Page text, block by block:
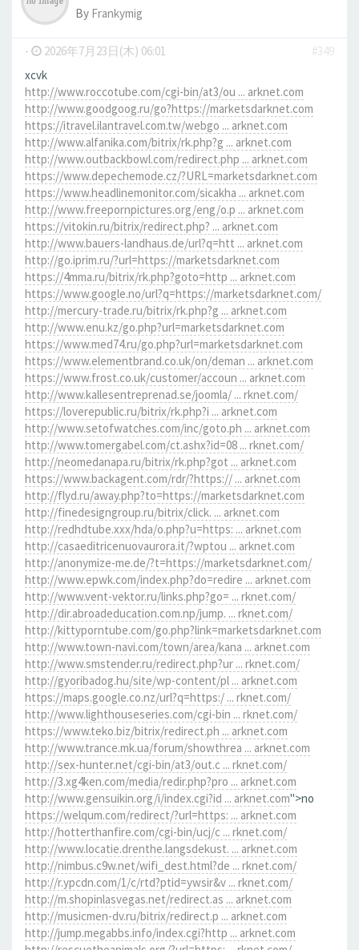
By Frankymig
- 2026年7月23日(木) 06:01
#349
xcvk
http://www.roccotube.com/cgi-bin/at3/ou ... arknet.com
http://www.goodgoog.ru/go?https://marketsdarknet.com
https://itravel.ilantravel.com.tw/webgo ... arknet.com
http://www.alfanika.com/bitrix/rk.php?g ... arknet.com
http://www.outbackbowl.com/redirect.php ... arknet.com
https://www.depechemode.cz/?URL=marketsdarknet.com
https://www.headlinemonitor.com/sicakha ... arknet.com
http://www.freepornpictures.org/eng/o.p ... arknet.com
https://vitokin.ru/bitrix/redirect.php? ... arknet.com
http://www.bauers-landhaus.de/url?q=htt ... arknet.com
http://go.iprim.ru/?url=https://marketsdarknet.com
https://4mma.ru/bitrix/rk.php?goto=http ... arknet.com
https://www.google.no/url?q=https://marketsdarknet.com/
http://mercury-trade.ru/bitrix/rk.php?g ... arknet.com
http://www.enu.kz/go.php?url=marketsdarknet.com
https://www.med74.ru/go.php?url=marketsdarknet.com
https://www.elementbrand.co.uk/on/deman ... arknet.com
https://www.frost.co.uk/customer/accoun ... arknet.com
http://www.kallesentreprenad.se/joomla/ ... rknet.com/
https://loverepublic.ru/bitrix/rk.php?i ... arknet.com
http://www.setofwatches.com/inc/goto.ph ... arknet.com
http://www.tomergabel.com/ct.ashx?id=08 ... rknet.com/
http://neomedanapa.ru/bitrix/rk.php?got ... arknet.com
https://www.backagent.com/rdr/?https:// ... arknet.com
http://flyd.ru/away.php?to=https://marketsdarknet.com
http://finedesigngroup.ru/bitrix/click. ... arknet.com
http://redhdtube.xxx/hda/o.php?u=https: ... arknet.com
http://casaeditricenuovaurora.it/?wptou ... arknet.com
http://anonymize-me.de/?t=https://marketsdarknet.com/
http://www.epwk.com/index.php?do=redire ... arknet.com
http://www.vent-vektor.ru/links.php?go= ... rknet.com/
http://dir.abroadeducation.com.np/jump. ... rknet.com/
http://kittyporntube.com/go.php?link=marketsdarknet.com
http://www.town-navi.com/town/area/kana ... arknet.com
http://www.smstender.ru/redirect.php?ur ... rknet.com/
http://gyoribadog.hu/site/wp-content/pl ... arknet.com
https://maps.google.co.nz/url?q=https:/ ... rknet.com/
http://www.lighthouseseries.com/cgi-bin ... rknet.com/
https://www.teko.biz/bitrix/redirect.ph ... arknet.com
http://www.trance.mk.ua/forum/showthrea ... arknet.com
http://sex-hunter.net/cgi-bin/at3/out.c ... rknet.com/
http://3.xg4ken.com/media/redir.php?pro ... arknet.com
http://www.gensuikin.org/i/index.cgi?id ... arknet.com">no
https://welqum.com/redirect/?url=https: ... arknet.com
http://hotterthanfire.com/cgi-bin/ucj/c ... rknet.com/
http://www.locatie.drenthe.langsdekust. ... arknet.com
http://nimbus.c9w.net/wifi_dest.html?de ... rknet.com/
http://r.ypcdn.com/1/c/rtd?ptid=ywsir&v ... rknet.com/
http://m.shopinlasvegas.net/redirect.as ... arknet.com
http://musicmen-dv.ru/bitrix/redirect.p ... arknet.com
http://jump.megabbs.info/index.cgi?http ... arknet.com